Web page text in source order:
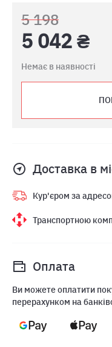
5 198
5 042 ₴
Немає в наявності
Доставка в
Кур'єром за
Транспортною
Оплата
Ви можете оплатити
перерахунком на